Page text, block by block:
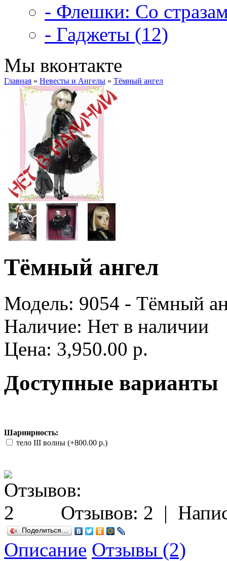
- Флешки: Со
- Гаджеты (12)
Мы вконтакте
Главная » Невесты и Ангелы » Тёмный ангел
Тёмный ангел
Модель: 9054 - Тёмный
Наличие: Нет в наличии
Цена: 3,950.00 р.
Доступные варианты
Шарнирность:
тело III волны (+800.00 р.)
Отзывов: 2 |
Поделиться…
Описание Отзывы (2)